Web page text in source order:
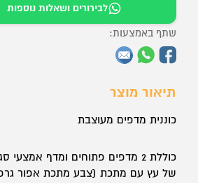
מדפים
מעוצבת
LINE
לבירורים ושאלות נוספות
תיאור מוצר
כוננית מדפים מעוצבת
כוללת 2 מדפים פתוחים ומדף
של עץ עם מתכת (צבע מתכת אפור
שתף באמצעות: